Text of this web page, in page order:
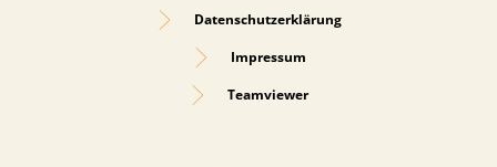
Datenschutzerklärung
Impressum
Teamviewer